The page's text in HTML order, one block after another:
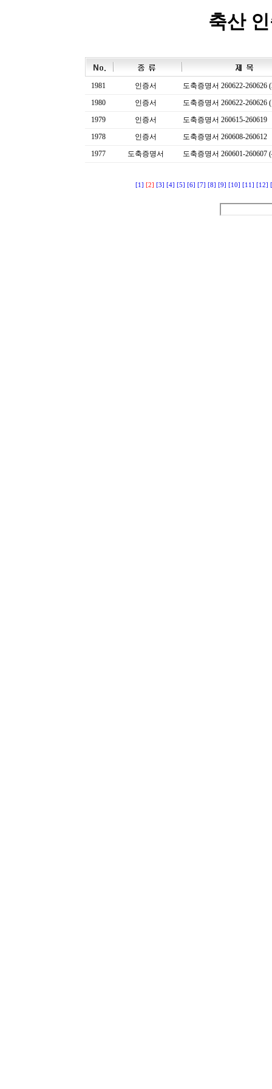
축산
1981 인증서
도축증명서 260622-260626
1980
인증서
도축증명서 260622-260626
1979
인증서
도축증명서 260615-260619
1978
인증서
도축증명서 260608-260612
1977
도축증명서 도축증명서 260601-260607
[1] [2] [3] [4] [5] [6] [7] [8] [9] [10] [11] [12]